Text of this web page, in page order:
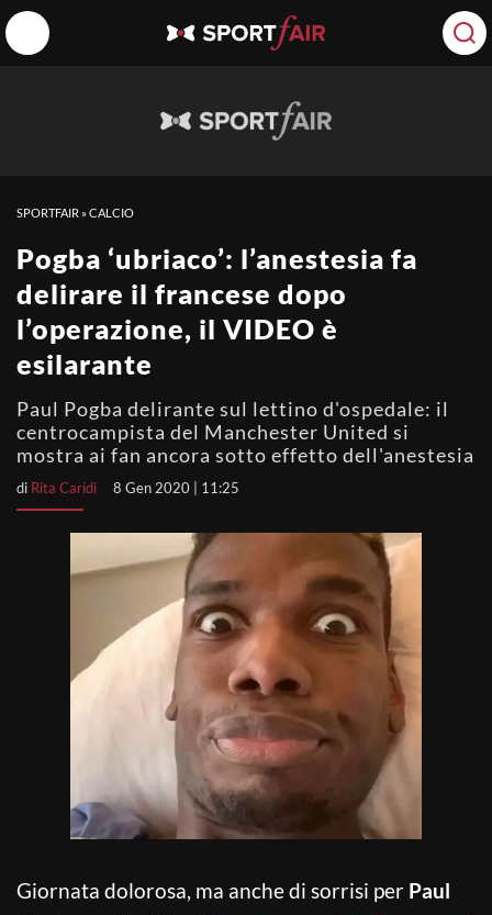
SPORTFAIR »CALCIO
Pogba ‘ubriaco’: l’anestesia fa
delirare il francese dopo
l’operazione, il VIDEO è
esilarante
Paul Pogba delirante sul lettino d'ospedale: il
centrocampista del Manchester United si
mostra ai fan ancora sotto effetto dell'anestesia
di Rita Caridi 8 Gen 2020 | 11:25
Giornata dolorosa, ma anche di sorrisi per Paul